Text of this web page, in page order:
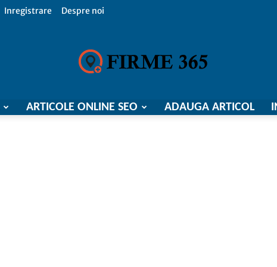
Inregistrare Despre noi
Firme
ARTICOLE ONLINE SEO ADAUGA ARTICOL